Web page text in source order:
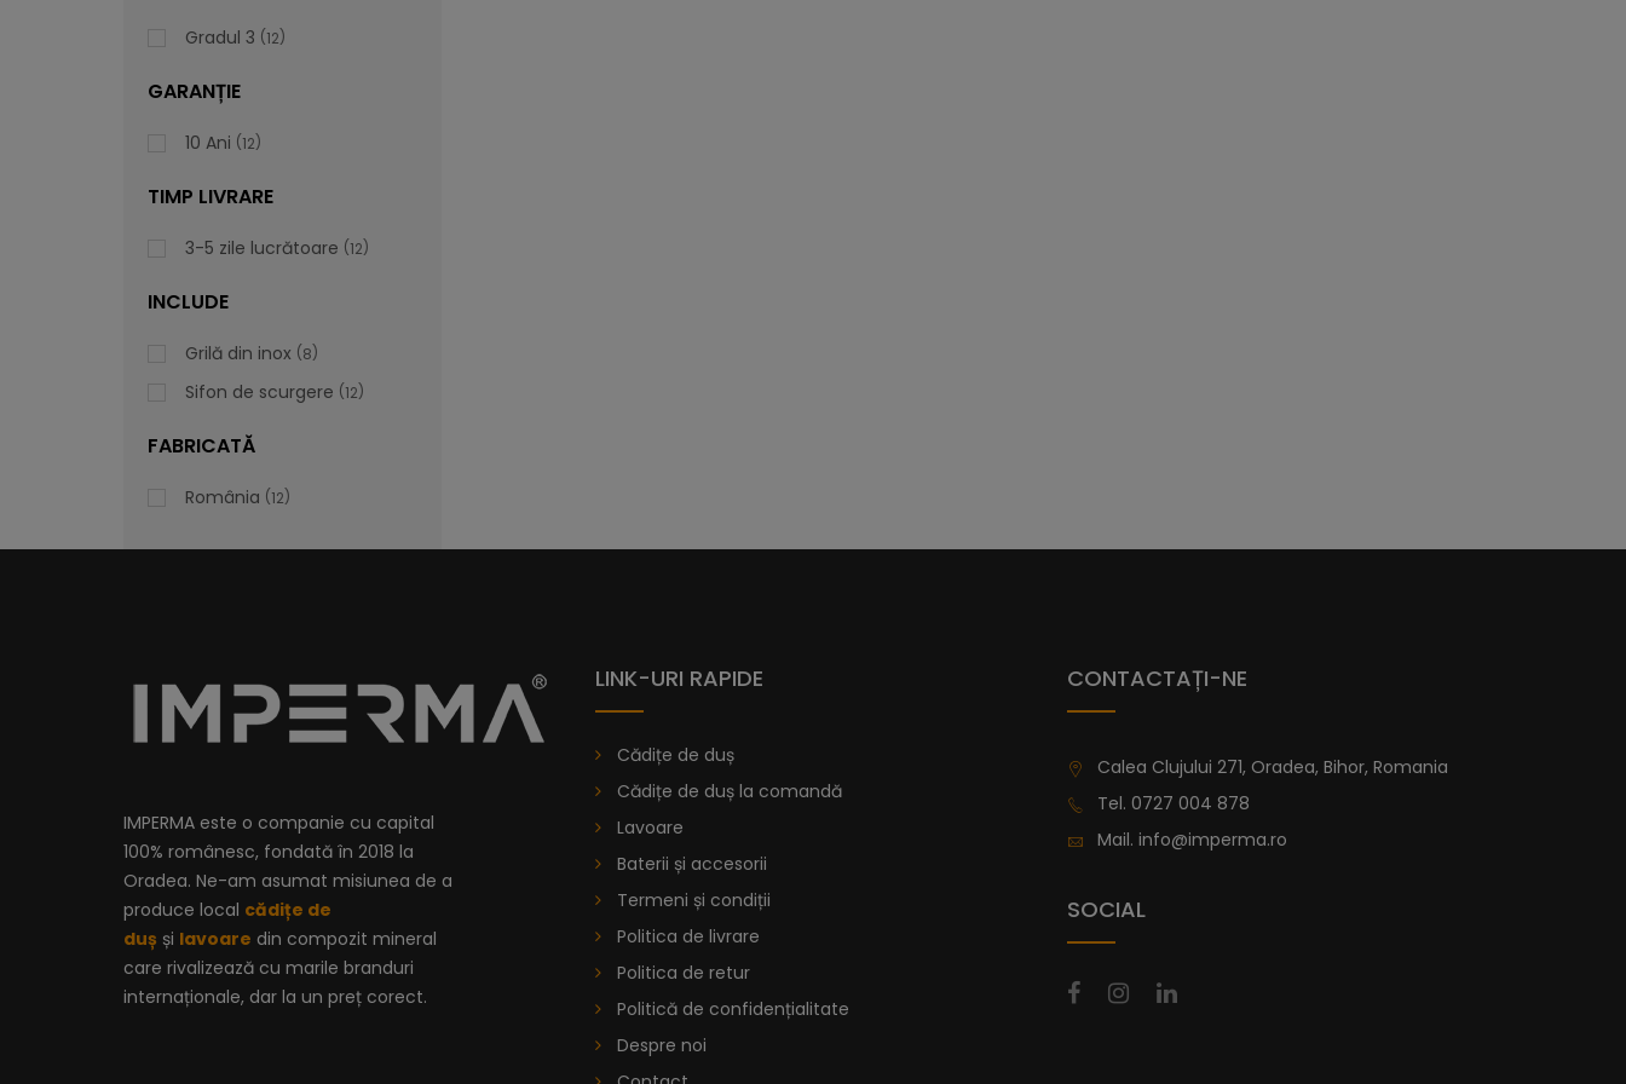
compus de rășină amestecat cu marmură minerală și acoperit cu un strat de gel-coat.
Poți alege din peste 40 de variații de dimensiuni standard mai jos. Iar dacă nu
găsești dimensiunea dorită, poți solicita una personalizată pe pagina de
de duș la comandă
De la
Cădiță De Duș Dalia, Antracit, Cu Sifon Inclus
Gradul 3 12
GARANȚIE
10 Ani 12
TIMP LIVRARE
3-5 zile lucrătoare 12
INCLUDE
Grilă din inox 8
Sifon de scurgere 12
FABRICATĂ
România 12
IMPERMA este o companie cu capital
100% românesc, fondată în 2018 la
Oradea. Ne-am asumat misiunea de a
produce local cădițe de
duș și lavoare din compozit mineral
care rivalizează cu marile branduri
internaționale, dar la un preț corect.
LINK-URI RAPIDE
Cădițe de duș
Cădițe de duș la comandă
Lavoare
Baterii și accesorii
Termeni și condiții
Politica de livrare
Politica de retur
Politică de confidențialitate
Despre noi
CONTACTAȚI-NE
Calea Clujului 271, Oradea, Bihor, Romania
Tel. 0727 004 878
Mail. info@imperma.ro
SOCIAL